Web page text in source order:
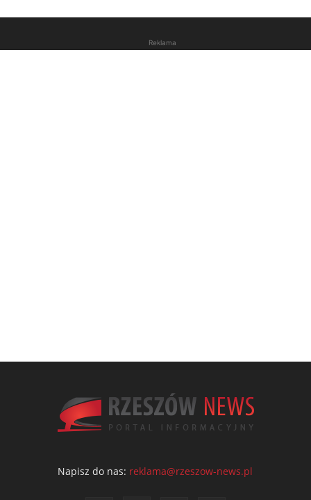
Reklama
Napisz do nas: reklama@rzeszow-news.pl